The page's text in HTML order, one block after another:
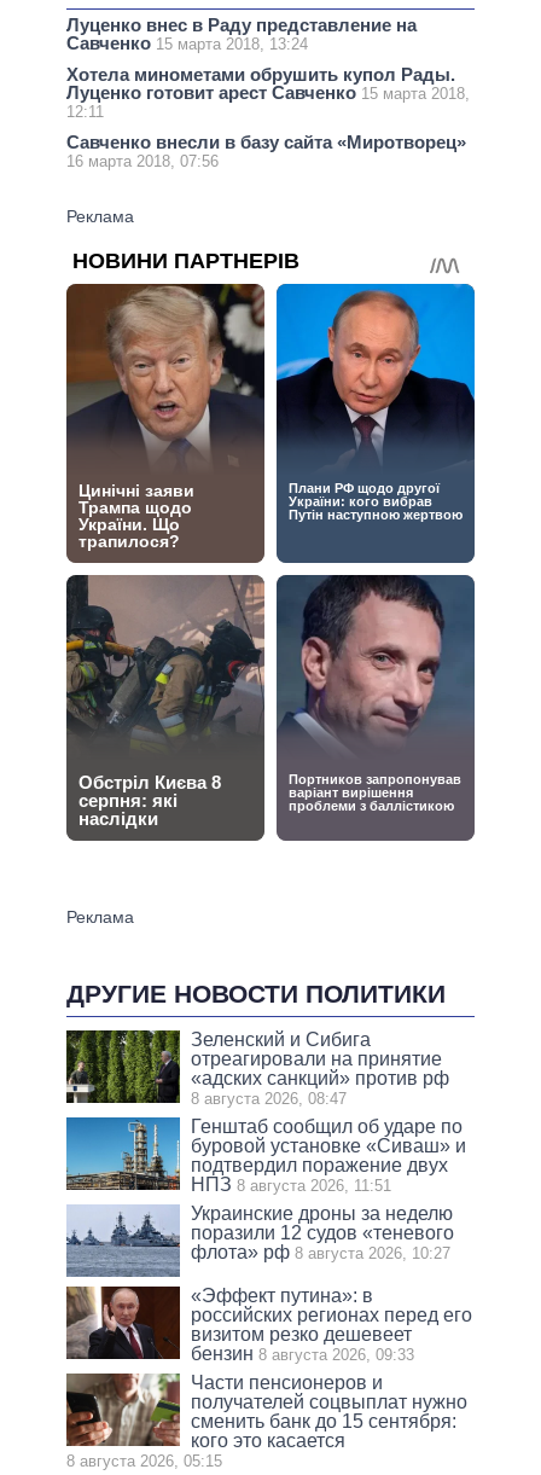
Луценко внес в Раду представление на
Савченко 15 марта 2018, 13:24
Хотела минометами обрушить купол Рады.
Луценко готовит арест Савченко 15 марта 2018,
12:11
Савченко внесли в базу сайта «Миротворец»
16 марта 2018, 07:56
ДРУГИЕ НОВОСТИ ПОЛИТИКИ
Зеленский и Сибига
отреагировали на принятие
«адских санкций» против рф
8 августа 2026, 08:47
Генштаб сообщил об ударе по
буровой установке «Сиваш» и
подтвердил поражение двух
НПЗ 8 августа 2026, 11:51
Украинские дроны за неделю
поразили 12 судов «теневого
флота» рф 8 августа 2026, 10:27
«Эффект путина»: в
российских регионах перед его
визитом резко дешевеет
бензин 8 августа 2026, 09:33
Части пенсионеров и
получателей соцвыплат нужно
сменить банк до 15 сентября:
кого это касается
8 августа 2026, 05:15